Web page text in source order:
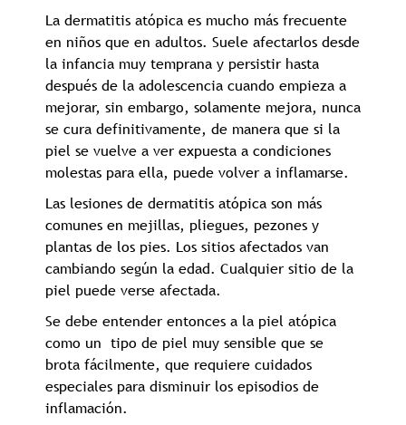
La dermatitis atópica es mucho más frecuente
en niños que en adultos. Suele afectarlos desde
la infancia muy temprana y persistir hasta
después de la adolescencia cuando empieza a
mejorar, sin embargo, solamente mejora, nunca
se cura definitivamente, de manera que si la
piel se vuelve a ver expuesta a condiciones
molestas para ella, puede volver a inflamarse.
Las lesiones de dermatitis atópica son más
comunes en mejillas, pliegues, pezones y
plantas de los pies. Los sitios afectados van
cambiando según la edad. Cualquier sitio de la
piel puede verse afectada.
Se debe entender entonces a la piel atópica
como un tipo de piel muy sensible que se
brota fácilmente, que requiere cuidados
especiales para disminuir los episodios de
inflamación.